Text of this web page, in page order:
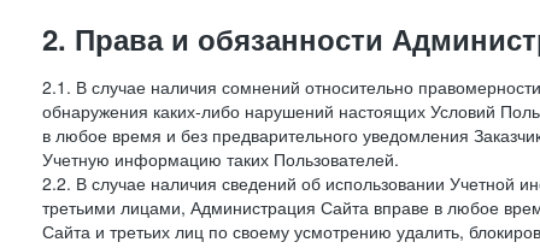
2. Права и обязанности
2.1. В случае наличия сомнений относительно
обнаружения каких-либо нарушений настоящих Условий
в любое время и без предварительного уведомления
Учетную информацию таких Пользователей.
2.2. В случае наличия сведений об использовании Учетной
третьими лицами, Администрация Сайта вправе в любое
Сайта и третьих лиц по своему усмотрению удалить,